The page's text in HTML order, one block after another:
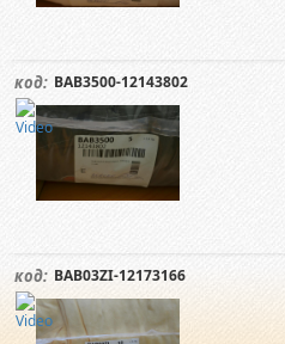
код: BAB3500-12143802
код: BAB03ZI-12173166